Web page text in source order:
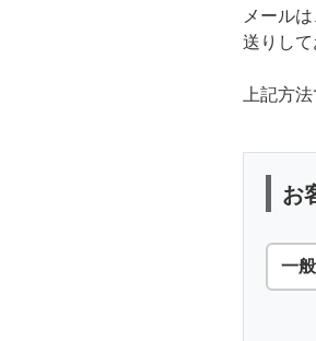
メール
送りして
上記方
お
一